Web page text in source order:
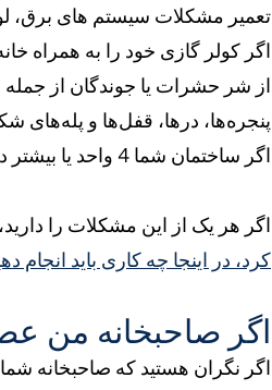
تعمیر مشکلات سیستم های برق،
اگر کولر گازی خود را به همراه
از شر حشرات یا جوندگان از
پنجره‌ها، درها، قفل‌ها و پله‌های
اگر ساختمان شما 4 واحد یا بیشتر دارد، سطل زباله تهیه کنید
اگر هر یک از این مشکلات را
کرد، در اینجا چه کاری باید انجام
اگر صاحبخانه من
اگر نگران هستید که صاحبخانه